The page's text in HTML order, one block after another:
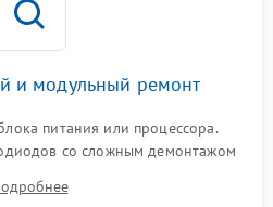
и модульный ремонт
питания или процессора.
со сложным демонтажом
поврежденных дорожек,
памяти EEPROM